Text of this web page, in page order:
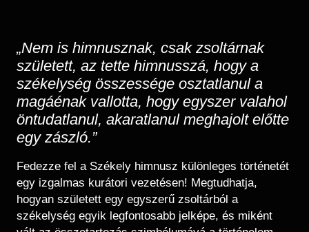
„Nem is himnusznak, csak zsoltárnak
született, az tette himnusszá, hogy a
székelység összessége osztatlanul a
magáénak vallotta, hogy egyszer valahol
öntudatlanul, akaratlanul meghajolt előtte
egy zászló.”
Fedezze fel a Székely himnusz különleges történetét
egy izgalmas kurátori vezetésen! Megtudhatja,
hogyan született egy egyszerű zsoltárból a
székelység egyik legfontosabb jelképe, és miként